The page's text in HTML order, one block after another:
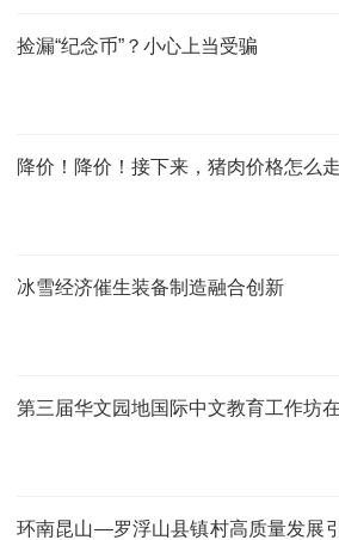
捡漏“纪念币”？小心上当受骗
降价！降价！接下来，猪肉价格怎么
冰雪经济催生装备制造融合创新
第三届华文园地国际中文教育工作坊
环南昆山—罗浮山县镇村高质量发展